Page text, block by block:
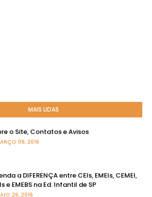
MAIS LIDAS
o Site, Contatos e Avisos
09, 2016
a DIFERENÇA entre CEIs, EMEIs, CEMEI,
e EMEBS na Ed. Infantil de SP
26, 2016